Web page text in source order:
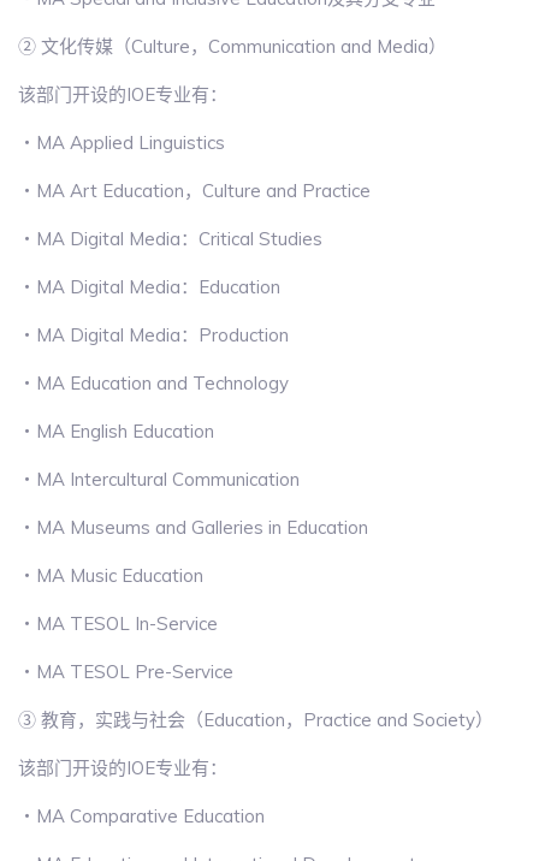
② 文化传媒（Culture，Communication and Media）
该部门开设的IOE专业有：
・MA Applied Linguistics
・MA Art Education，Culture and Practice
・MA Digital Media：Critical Studies
・MA Digital Media：Education
・MA Digital Media：Production
・MA Education and Technology
・MA English Education
・MA Intercultural Communication
・MA Museums and Galleries in Education
・MA Music Education
・MA TESOL In-Service
・MA TESOL Pre-Service
③ 教育，实践与社会（Education，Practice and Society）
该部门开设的IOE专业有：
・MA Comparative Education